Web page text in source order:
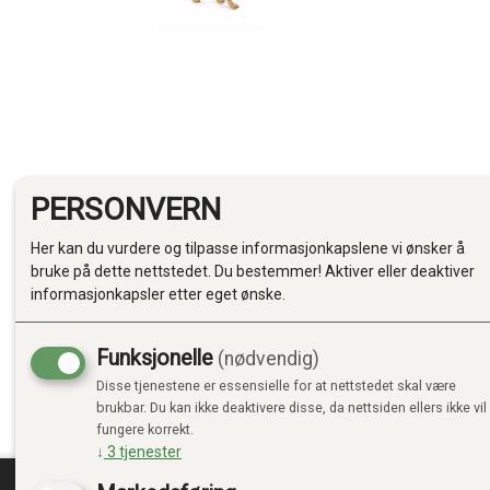
PERSONVERN
Her kan du vurdere og tilpasse informasjonkapslene vi ønsker å
bruke på dette nettstedet. Du bestemmer! Aktiver eller deaktiver
informasjonkapsler etter eget ønske.
Funksjonelle (nødvendig)
Disse tjenestene er essensielle for at nettstedet skal være
brukbar. Du kan ikke deaktivere disse, da nettsiden ellers ikke vil
fungere korrekt.
↓ 3 tjenester